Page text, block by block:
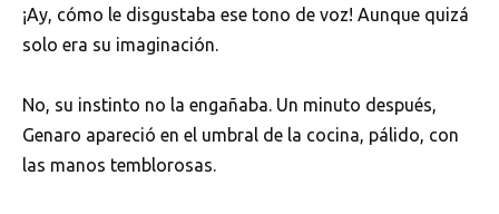
¡Ay, cómo le disgustaba ese tono de voz! Aunque quizá
solo era su imaginación.
No, su instinto no la engañaba. Un minuto después,
Genaro apareció en el umbral de la cocina, pálido, con
las manos temblorosas.